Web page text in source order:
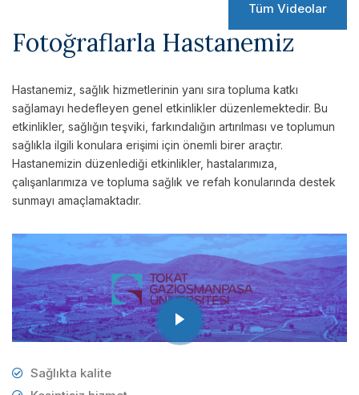
Tüm Videolar
Fotoğraflarla Hastanemiz
Hastanemiz, sağlık hizmetlerinin yanı sıra topluma katkı
sağlamayı hedefleyen genel etkinlikler düzenlemektedir. Bu
etkinlikler, sağlığın teşviki, farkındalığın artırılması ve toplumun
sağlıkla ilgili konulara erişimi için önemli birer araçtır.
Hastanemizin düzenlediği etkinlikler, hastalarımıza,
çalışanlarımıza ve topluma sağlık ve refah konularında destek
sunmayı amaçlamaktadır.
Sağlıkta kalite